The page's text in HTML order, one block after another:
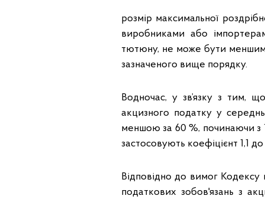
розмір максимальної
виробниками або
тютюну, не може бути меншим,
зазначеного вище порядку.
Водночас, у зв’язку з тим,
акцизного податку у
меншою за 60 %, починаючи з
застосовують коефіцієнт 1,1
Відповідно до вимог
податкових зобов'язань з